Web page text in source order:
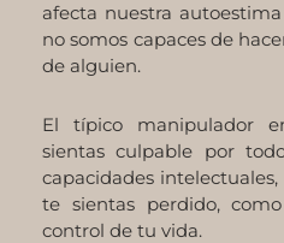
afecta nuestra
no somos capaces de
de alguien.
El típico manipulador
sientas culpable por
capacidades
te sientas perdido,
control de tu vida.